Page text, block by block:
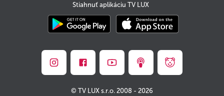
Stiahnuť aplikáciu TV LUX
© TV LUX s.r.o. 2008 - 2026